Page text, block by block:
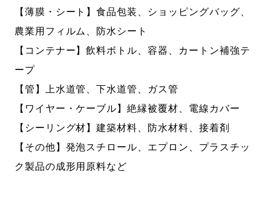
【薄膜・シート】食品包装、ショッピングバッグ、
農業用フィルム、防水シート
【コンテナー】飲料ボトル、容器、カートン補強テ
ープ
【管】上水道管、下水道管、ガス管
【ワイヤー・ケーブル】絶縁被覆材、電線カバー
【シーリング材】建築材料、防水材料、接着剤
【その他】発泡スチロール、エプロン、プラスチッ
ク製品の成形用原料など